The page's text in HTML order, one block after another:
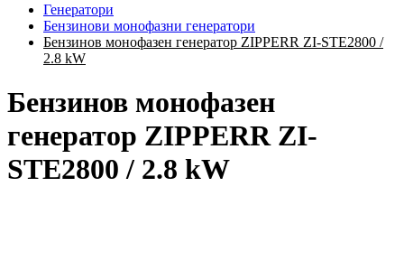
Генератори
Бензинови монофазни генератори
Бензинов монофазен генератор ZIPPERR ZI-STE2800 /
2.8 kW
Бензинов монофазен
генератор ZIPPERR ZI-
STE2800 / 2.8 kW